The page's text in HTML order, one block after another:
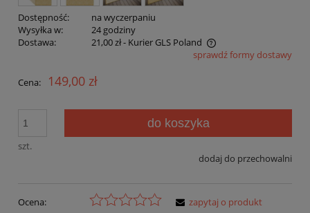
Dostępność:
na wyczerpaniu
Wysyłka w:
24 godziny
Dostawa:
21,00 zł- Kurier GLS Poland
Cena nie zawiera ewentualnych kosztów płatnościsprawdź formy dostawy
Cena: 149,00 zł
szt.
do koszyka
dodaj do przechowalni
Ocena:
zapytaj o produkt